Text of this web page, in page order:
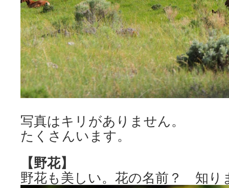
写真はキリがありません。
たくさんいます。
【野花】
野花も美しい。花の名前？ 知り